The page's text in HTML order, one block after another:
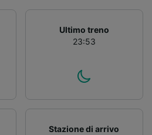
Ultimo treno
23:53
Stazione di arrivo